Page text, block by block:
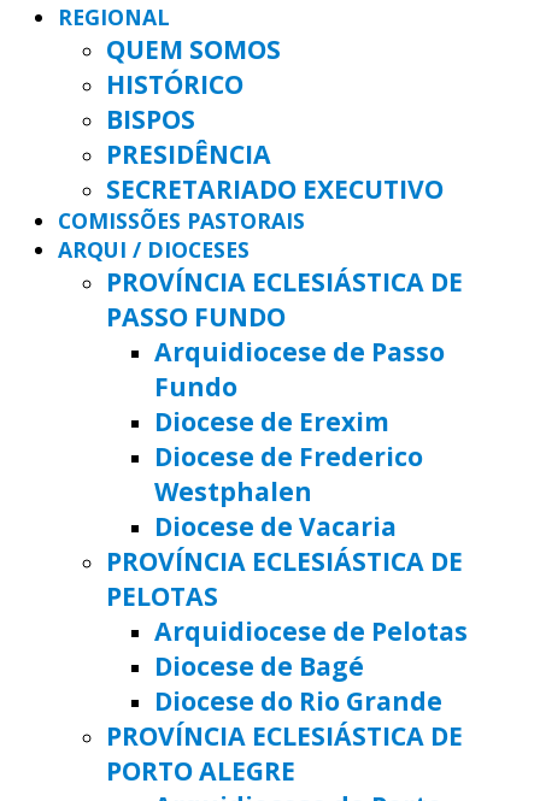
REGIONAL
QUEM SOMOS
HISTÓRICO
BISPOS
PRESIDÊNCIA
SECRETARIADO EXECUTIVO
COMISSÕES PASTORAIS
ARQUI / DIOCESES
PROVÍNCIA ECLESIÁSTICA DE
PASSO FUNDO
Arquidiocese de Passo
Fundo
Diocese de Erexim
Diocese de Frederico
Westphalen
Diocese de Vacaria
PROVÍNCIA ECLESIÁSTICA DE
PELOTAS
Arquidiocese de Pelotas
Diocese de Bagé
Diocese do Rio Grande
PROVÍNCIA ECLESIÁSTICA DE
PORTO ALEGRE